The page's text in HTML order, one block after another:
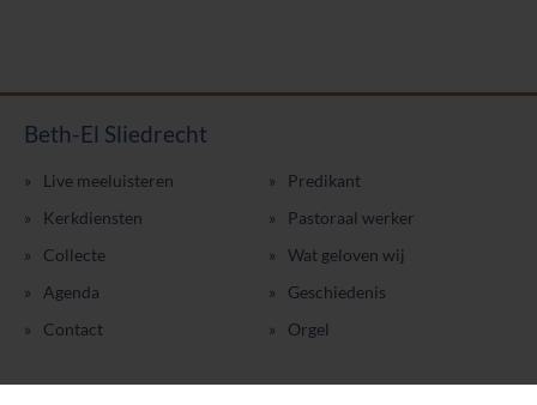
Beth-El Sliedrecht
Live meeluisteren
Kerkdiensten
Collecte
Agenda
Contact
Predikant
Pastoraal werker
Wat geloven wij
Geschiedenis
Orgel